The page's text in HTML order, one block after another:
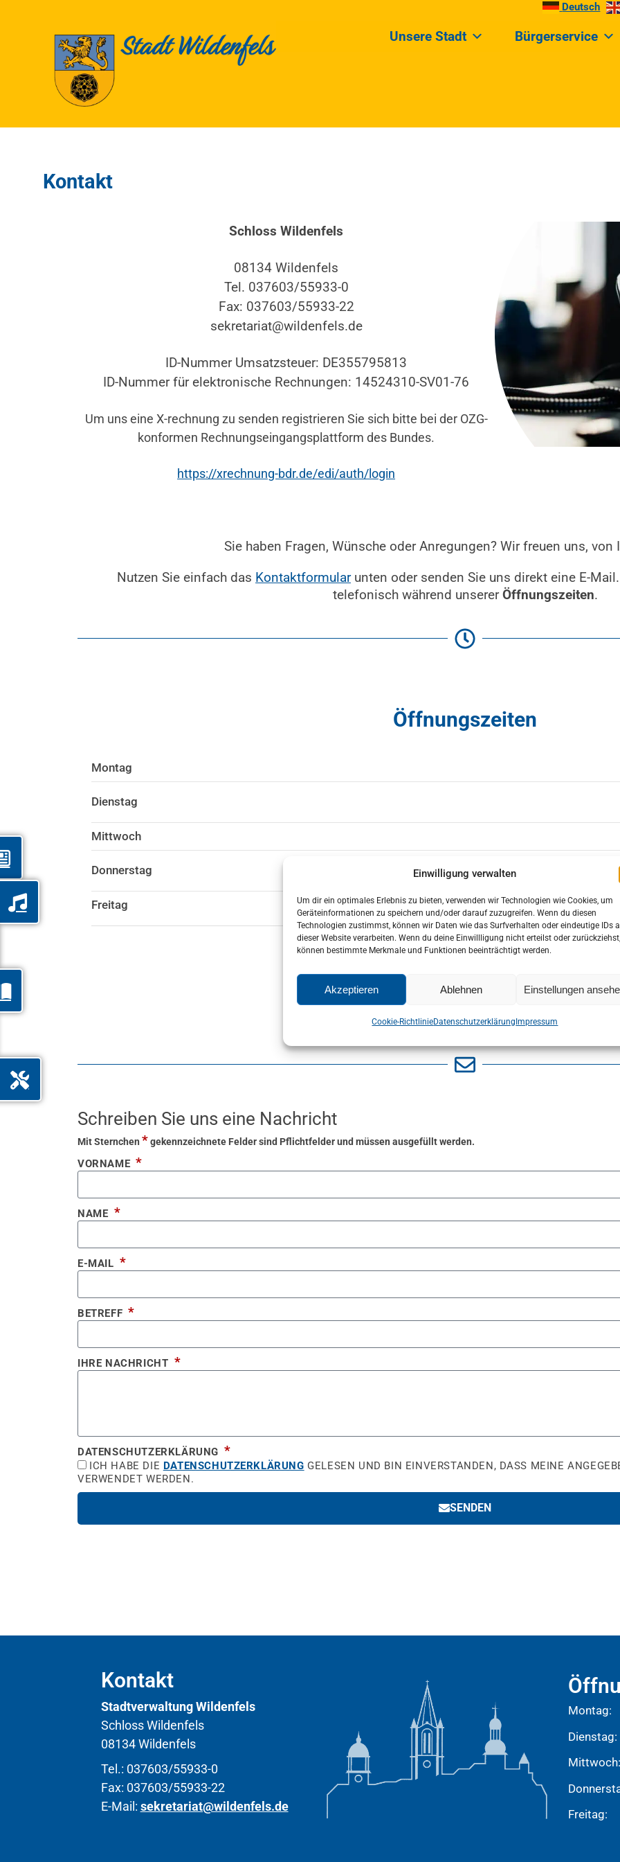
Einwilligung verwalten
Um dir ein optimales Erlebnis zu bieten, verwenden wir Technologien wie Cookies, um
Geräteinformationen zu speichern und/oder darauf zuzugreifen. Wenn du diesen
Technologien zustimmst, können wir Daten wie das Surfverhalten oder eindeutige IDs
dieser Website verarbeiten. Wenn du deine Einwillligung nicht erteilst oder zurückziehst,
können bestimmte Merkmale und Funktionen beeinträchtigt werden.
Akzeptieren Ablehnen Einstellungen
Cookie-RichtlinieDatenschutzerklärung Impressum
Deutsch
Unsere Stadt Bürgerservice
Kontakt
Schloss Wildenfels
08134 Wildenfels
Tel. 037603/55933-0
Fax: 037603/55933-22
sekretariat@wildenfels.de
ID-Nummer Umsatzsteuer: DE355795813
ID-Nummer für elektronische Rechnungen: 14524310-SV01-76
Um uns eine X-rechnung zu senden registrieren Sie sich bitte bei der OZG-
konformen Rechnungseingangsplattform des Bundes.
https://xrechnung-bdr.de/edi/auth/login
Sie haben Fragen, Wünsche oder Anregungen? Wir freuen uns, von
Nutzen Sie einfach das Kontaktformularunten oder senden Sie uns direkt eine E-
telefonisch während unsererÖffnungszeiten.
Öffnungszeiten
Montag
Dienstag
Mittwoch
Donnerstag
Freitag
Die Stadtverwaltung hat geschlossen am:
Schreiben Sie uns eine Nachricht
Mit Sternchen *gekennzeichnete Felder sind Pflichtfelder und müssen ausgefüllt werden.
VORNAME
NAME
E-MAIL
BETREFF
IHRE NACHRICHT
DATENSCHUTZERKLÄRUNG
ICH HABE DIE DATENSCHUTZERKLÄRUNG GELESEN UND BIN EINVERSTANDEN, DASS MEINE
VERWENDET WERDEN.
SENDEN
Kontakt
Stadtverwaltung Wildenfels
Schloss Wildenfels
08134 Wildenfels
Tel.: 037603/55933-0
Fax: 037603/55933-22
E-Mail: sekretariat@wildenfels.de
Montag:
Dienstag:
Freitag: